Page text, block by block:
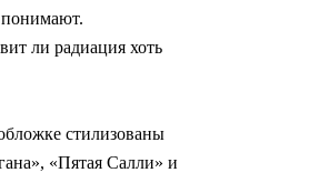
понимают.
ли радиация хоть
стилизованы
«Пятая Салли» и